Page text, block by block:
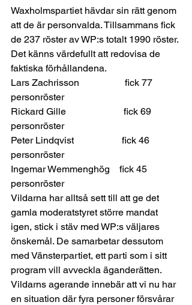
Waxholmspartiet hävdar sin rätt genom
att de är personvalda. Tillsammans fick
de 237 röster av WP:s totalt 1990 röster.
Det känns värdefullt att redovisa de
faktiska förhållandena.
Lars Zachrisson                   fick 77
personröster
Rickard Gille                        fick 69
personröster
Peter Lindqvist                    fick 46
personröster
Ingemar Wemmenghög    fick 45
personröster
Vildarna har alltså sett till att ge det
gamla moderatstyret större mandat
igen, stick i stäv med WP:s väljares
önskemål. De samarbetar dessutom
med Vänsterpartiet, ett parti som i sitt
program vill avveckla äganderätten.
Vildarns agerande innebär att vi nu har
en situation där fyra personer försvårar